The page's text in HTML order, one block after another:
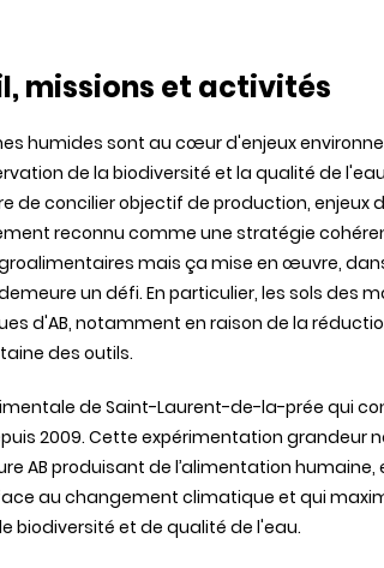
missions et activités
humides sont au cœur d'enjeux
de la biodiversité et la qualité de
de concilier objectif de production, enjeux
reconnu comme une stratégie
mais ça mise en œuvre,
un défi. En particulier, les sols des
d'AB, notamment en raison de la
des outils.
de Saint-Laurent-de-la-prée qui
2009. Cette expérimentation grandeur
AB produisant de l’alimentation
au changement climatique et qui
biodiversité et de qualité de l'eau.